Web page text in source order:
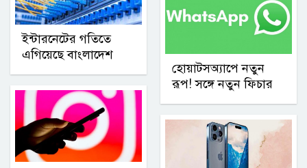
ইন্টারনেটের গতিতে
এগিয়েছে বাংলাদেশ
হোয়াটসঅ্যাপে নতুন
রূপ! সঙ্গে নতুন ফিচার